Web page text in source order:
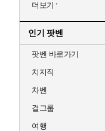
더보기
인기 팟벤
팟벤 바로가기
치지직
차벤
걸그룹
여행